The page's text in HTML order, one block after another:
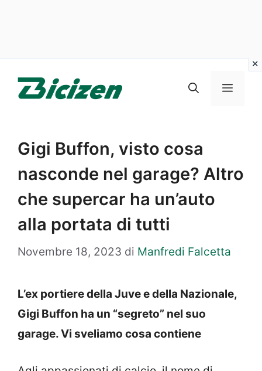
Menu
Gigi Buffon, visto cosa
nasconde nel garage? Altro
che supercar ha un’auto
alla portata di tutti
Novembre 18, 2023 di Manfredi Falcetta
L’ex portiere della Juve e della Nazionale,
Gigi Buffon ha un “segreto” nel suo
garage. Vi sveliamo cosa contiene